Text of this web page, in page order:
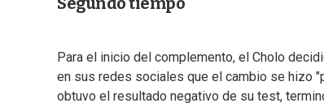
Para el inicio del complemento, el Cholo
en sus redes sociales que el cambio se hizo
obtuvo el resultado negativo de su test,